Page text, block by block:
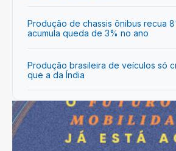
Produção de chassis ônibus recua
acumula queda de 3% no ano
Produção brasileira de veículos só
que a da Índia